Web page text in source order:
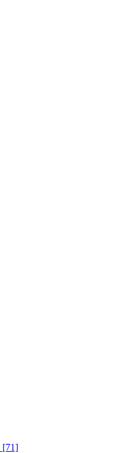
[71]